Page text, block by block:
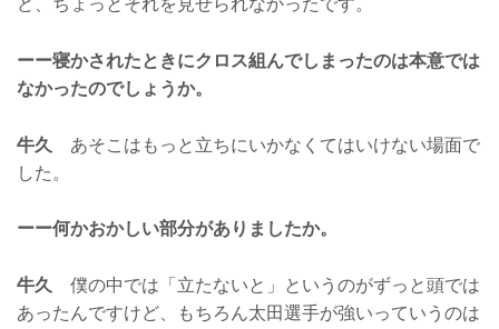
ど、ちょっとそれを見せられなかったです。
ーー寝かされたときにクロス組んでしまったのは本意では
なかったのでしょうか。
牛久
あそこはもっと立ちにいかなくてはいけない場面で
した。
ーー何かおかしい部分がありましたか。
牛久
僕の中では「立たないと」というのがずっと頭では
あったんですけど、もちろん太田選手が強いっていうのは